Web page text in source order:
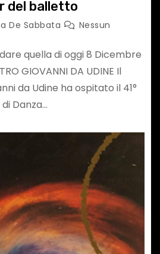
del balletto
De Sabbata
Nessun
quella di oggi 8 Dicembre
GIOVANNI DA UDINE Il
da Udine ha ospitato il 41°
Danza…